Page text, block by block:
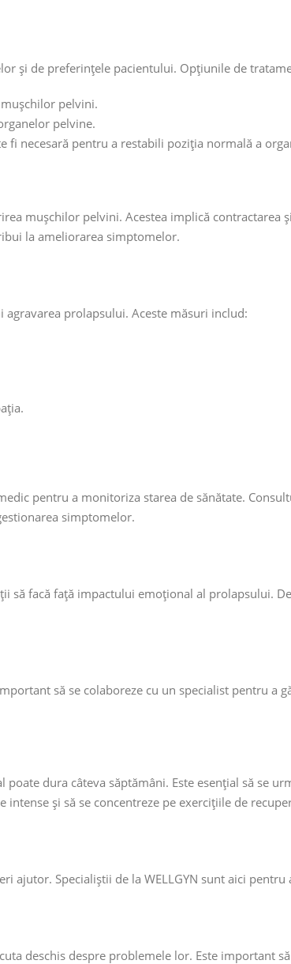
și de preferințele pacientului. Opțiunile de
pelvini.
pelvine.
fi necesară pentru a restabili poziția normală a
mușchilor pelvini. Acestea implică contractarea
la ameliorarea simptomelor.
agravarea prolapsului. Aceste măsuri includ:
pentru a monitoriza starea de sănătate.
simptomelor.
să facă față impactului emoțional al prolapsului.
să se colaboreze cu un specialist pentru a
dura câteva săptămâni. Este esențial să se
și să se concentreze pe exercițiile de
ajutor. Specialiștii de la WELLGYN sunt aici
deschis despre problemele lor. Este important